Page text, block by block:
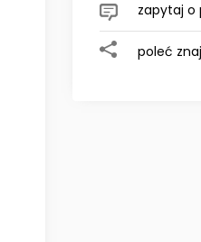
zapytaj o
poleć